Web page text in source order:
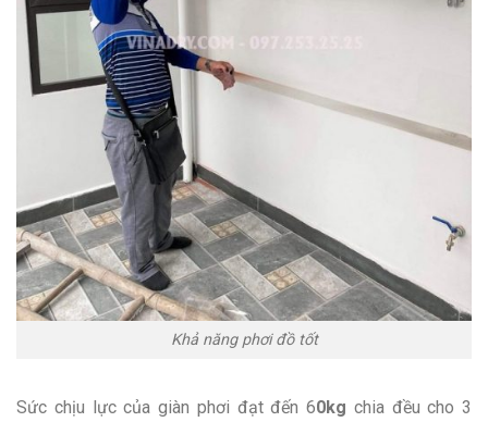
Khả năng phơi đồ tốt
Sức chịu lực của giàn phơi đạt đến 60kg chia đều cho 3